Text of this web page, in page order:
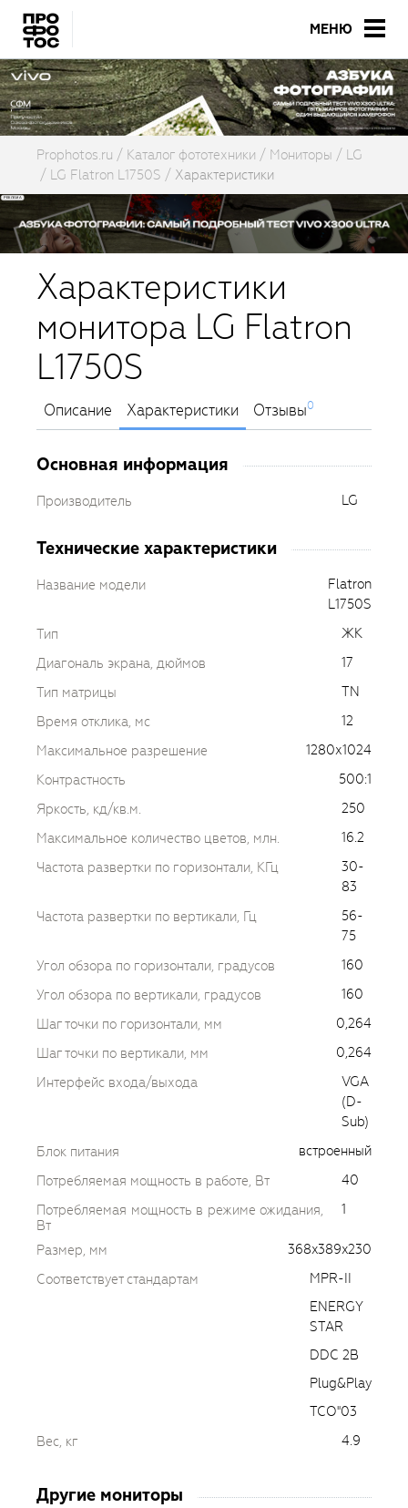
МЕНЮ
Prophotos.ru Каталог фототехники Мониторы
LG
LG Flatron L1750S
Характеристики
Характеристики
монитора LG Flatron
L1750S
Описание Характеристики Отзывы0
Основная информация
Производитель LG
Технические характеристики
Название модели
Flatron
L1750S
Тип
ЖК
Диагональ экрана, дюймов
17
Тип матрицы
TN
Время отклика, мс
12
Максимальное разрешение
1280х1024
Контрастность
500:1
Яркость, кд/кв.м.
250
Максимальное количество цветов, млн.
16.2
Частота развертки по горизонтали, КГц
30-
83
Частота развертки по вертикали, Гц
56-
75
Угол обзора по горизонтали, градусов
160
Угол обзора по вертикали, градусов
160
Шаг точки по горизонтали, мм
0,264
Шаг точки по вертикали, мм
0,264
Интерфейс входа/выхода
VGA
(D-
Sub)
Блок питания
встроенный
Потребляемая мощность в работе, Вт
40
Потребляемая мощность в режиме ожидания,
Вт
1
Размер, мм
368x389x230
Соответствует стандартам
MPR-II
ENERGY
STAR
DDC 2B
Plug&Play
TCO''03
Вес, кг
4.9
Другие мониторы